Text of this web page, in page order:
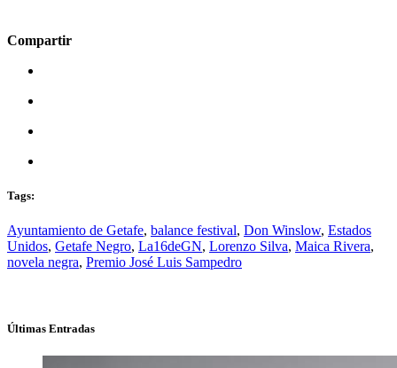
Compartir
Tags:
Ayuntamiento de Getafe, balance festival, Don Winslow, Estados
Unidos, Getafe Negro, La16deGN, Lorenzo Silva, Maica Rivera,
novela negra, Premio José Luis Sampedro
Últimas Entradas